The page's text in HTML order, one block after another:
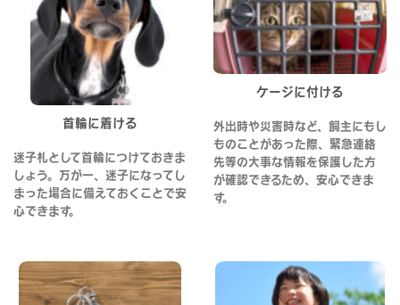
首輪に着ける
迷子札として首輪につけておきま
しょう。万が一、迷子になってし
まった場合に備えておくことで安
心できます。
ケージに付ける
外出時や災害時など、飼主にもし
ものことがあった際、緊急連絡
先等の大事な情報を保護した方
が確認できるため、安心できま
す。